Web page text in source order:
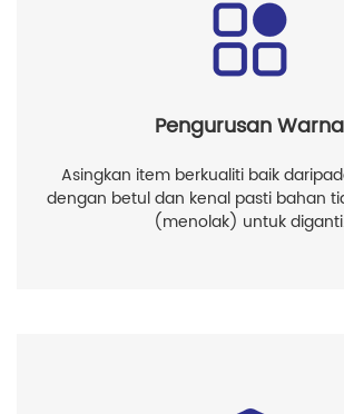
Pengurusan Warna
Asingkan item berkualiti baik
dengan betul dan kenal pasti bahan
(menolak) untuk